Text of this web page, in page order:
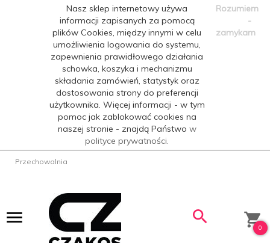
Nasz sklep internetowy używa
informacji zapisanych za pomocą
plików Cookies, między innymi w celu
umożliwienia logowania do systemu,
zapewnienia prawidłowego działania
schowka, koszyka i mechanizmu
składania zamówień, statystyk oraz
dostosowania strony do preferencji
użytkownika. Więcej informacji - w tym
pomoc jak zablokować cookies na
naszej stronie - znajdą Państwo w
polityce prywatności.
Rozumiem
-
zamykam
Przechowalnia
0